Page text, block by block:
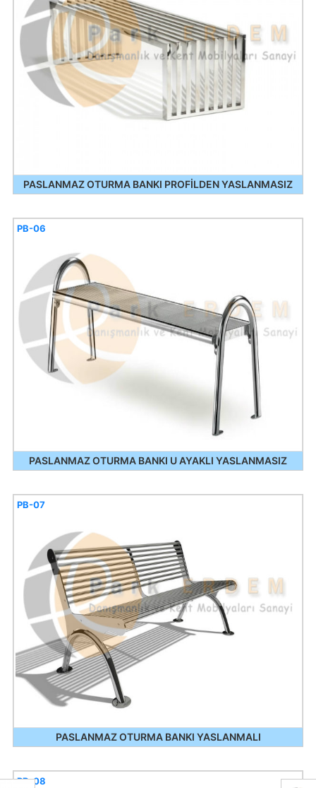
PASLANMAZ OTURMA BANKI PROFİLDEN YASLANMASIZ
PASLANMAZ OTURMA BANKI U AYAKLI YASLANMASIZ
PB-06
PASLANMAZ OTURMA BANKI YASLANMALI
PB-07
PB-08